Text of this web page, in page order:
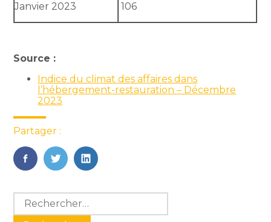
Janvier 2023 106
Source :
Indice du climat des affaires dans
l’hébergement-restauration – Décembre
2023
Partager :
FaceBook
TwitterLinkedIn
Blog
sidebar
Rechercher :